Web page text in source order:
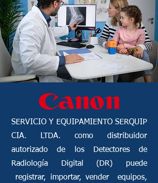
SERVICIO Y EQUIPAMIENTO SERQUIP
CIA. LTDA. como distribuidor
autorizado de los Detectores de
Radiología Digital (DR) puede
registrar, importar, vender equipos,